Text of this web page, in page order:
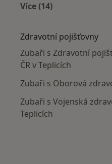
Více (14)
Zdravotní pojišťovny
Zubaři s Zdravotní
ČR v Teplicích
Zubaři s Oborová
Zubaři s Vojenská
Teplicích